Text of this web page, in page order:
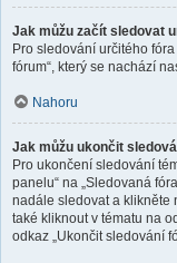
Jak můžu začít sledovat
Pro sledování určitého
fórum“, který se nachází
Nahoru
Jak můžu ukončit
Pro ukončení sledování
panelu“ na „Sledovaná
nadále sledovat a klikněte
také kliknout v tématu na
odkaz „Ukončit sledování